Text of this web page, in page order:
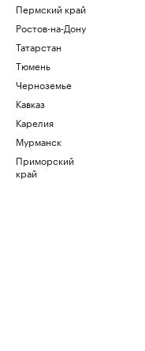
Пермский край
Ростов-на-Дону
Татарстан
Тюмень
Черноземье
Кавказ
Карелия
Мурманск
Приморский
край